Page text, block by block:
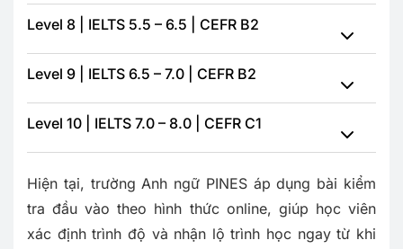
Level 8 | IELTS 5.5 – 6.5 | CEFR B2
Level 9 | IELTS 6.5 – 7.0 | CEFR B2
Level 10 | IELTS 7.0 – 8.0 | CEFR C1
Hiện tại, trường Anh ngữ PINES áp dụng bài kiểm
tra đầu vào theo hình thức online, giúp học viên
xác định trình độ và nhận lộ trình học ngay từ khi